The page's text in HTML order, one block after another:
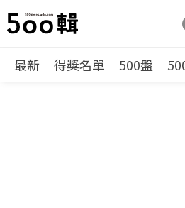
最新 得獎名單 500盤